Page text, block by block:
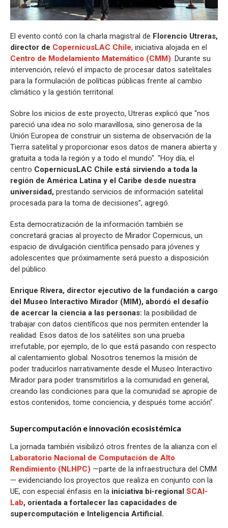
El evento contó con la charla magistral de Florencio Utreras,
director de CopernicusLAC Chile, iniciativa alojada en el
Centro de Modelamiento Matemático (CMM). Durante su
intervención, relevó el impacto de procesar datos satelitales
para la formulación de políticas públicas frente al cambio
climático y la gestión territorial.
Sobre los inicios de este proyecto, Utreras explicó que "nos
pareció una idea no solo maravillosa, sino generosa de la
Unión Europea de construir un sistema de observación de la
Tierra satelital y proporcionar esos datos de manera abierta y
gratuita a toda la región y a todo el mundo". "Hoy día, el
centro CopernicusLAC Chile está sirviendo a toda la
región de América Latina y el Caribe desde nuestra
universidad, prestando servicios de información satelital
procesada para la toma de decisiones”, agregó.
Esta democratización de la información también se
concretará gracias al proyecto de Mirador Copernicus, un
espacio de divulgación científica pensado para jóvenes y
adolescentes que próximamente será puesto a disposición
del público.
Enrique Rivera, director ejecutivo de la fundación a cargo
del Museo Interactivo Mirador (MIM), abordó el desafío
de acercar la ciencia a las personas: la posibilidad de
trabajar con datos científicos que nos permiten entender la
realidad. Esos datos de los satélites son una prueba
irrefutable, por ejemplo, de lo que está pasando con respecto
al calentamiento global. Nosotros tenemos la misión de
poder traducirlos narrativamente desde el Museo Interactivo
Mirador para poder transmitirlos a la comunidad en general,
creando las condiciones para que la comunidad se apropie de
estos contenidos, tome conciencia, y después tome acción".
Supercomputación e innovación ecosistémica
La jornada también visibilizó otros frentes de la alianza con el
Laboratorio Nacional de Computación de Alto
Rendimiento (NLHPC) —parte de la infraestructura del CMM
— evidenciando los proyectos que realiza en conjunto con la
UE, con especial énfasis en la iniciativa bi-regional SCAI-
Lab, orientada a fortalecer las capacidades de
supercomputación e Inteligencia Artificial.